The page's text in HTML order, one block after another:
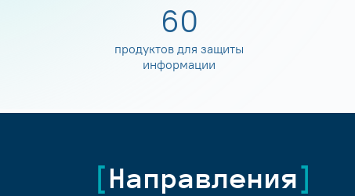
60
продуктов для защиты
информации
Направления